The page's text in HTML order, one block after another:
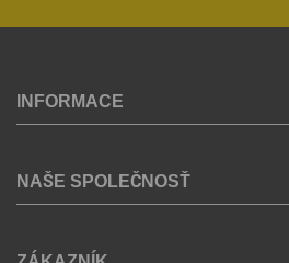
INFORMACE
NAŠE SPOLEČNOSŤ